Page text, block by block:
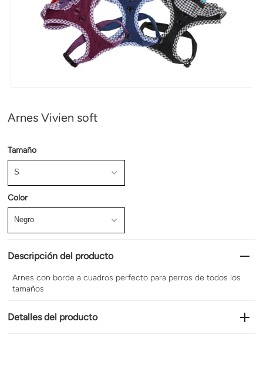
Arnes Vivien soft
Tamaño
Color
Descripción del producto
Arnes con borde a cuadros perfecto para perros de todos los
tamaños
Detalles del producto